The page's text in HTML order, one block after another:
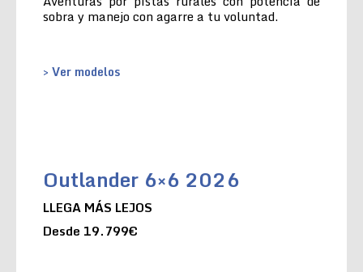
sobra y manejo con agarre a tu voluntad.
> Ver modelos
Outlander 6×6 2026
LLEGA MÁS LEJOS
Desde 19.799€